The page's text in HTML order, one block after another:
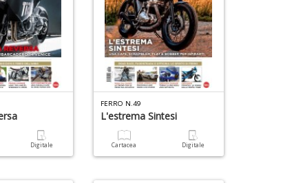
Digitale
FERRO N.49
L'estrema Sintesi
Cartacea Digitale